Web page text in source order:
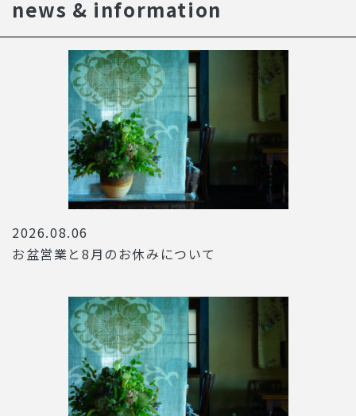
news & information
2026.08.06
お盆営業と8月のお休みについて